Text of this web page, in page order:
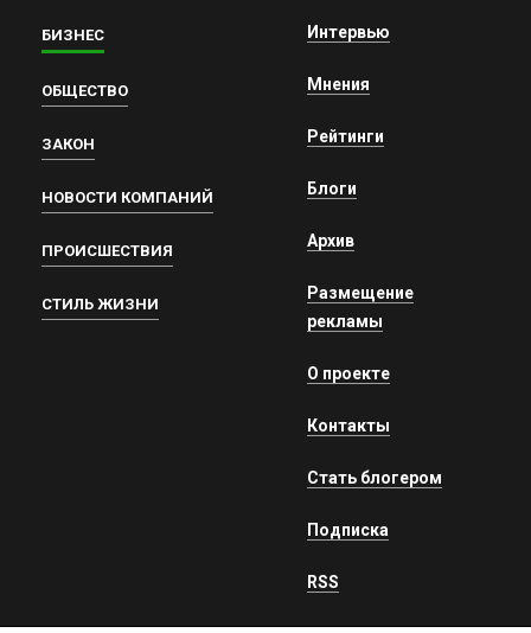
БИЗНЕС
ОБЩЕСТВО
ЗАКОН
НОВОСТИ КОМПАНИЙ
ПРОИСШЕСТВИЯ
СТИЛЬ ЖИЗНИ
Интервью
Мнения
Рейтинги
Блоги
Архив
Размещение
рекламы
О проекте
Контакты
Стать блогером
Подписка
RSS